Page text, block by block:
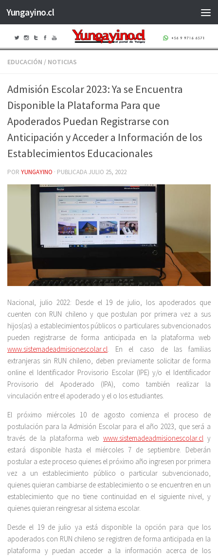
Saltar al contenido
Yungayino.cl
EDUCACIÓN / NOTICIAS
Admisión Escolar 2023: Ya se Encuentra
Disponible la Plataforma Para que
Apoderados Puedan Registrarse con
Anticipación y Acceder a Información de los
Establecimientos Educacionales
POR YUNGAYINO · PUBLICADAJULIO 25, 2022
Nacional, julio 2022: Desde el 19 de julio, los apoderados que
cuenten con RUN chileno y que postulan por primera vez a sus
hijos(as) a establecimientos públicos o particulares subvencionados
pueden registrarse de forma anticipada en la plataforma web
www.sistemadeadmisionescolar.cl. En el caso de las familias
extranjeras sin RUN chileno, deben previamente solicitar de forma
online el Identificador Provisorio Escolar (IPE) y/o el Identificador
Provisorio del Apoderado (IPA), como también realizar la
vinculación entre el apoderado y el o los estudiantes.
El próximo miércoles 10 de agosto comienza el proceso de
postulación para la Admisión Escolar para el año 2023, que será a
través de la plataforma web www.sistemadeadmisionescolar.cly
estará disponible hasta el miércoles 7 de septiembre. Deberán
postular a este proceso quienes el próximo año ingresen por primera
vez a un establecimiento público o particular subvencionado,
quienes quieran cambiarse de establecimiento o se encuentren en un
establecimiento que no tiene continuidad en el siguiente nivel, y
quienes quieran reingresar al sistema escolar.
Desde el 19 de julio ya está disponible la opción para que los
apoderados con RUN chileno se registren de forma anticipada en la
plataforma y puedan acceder a la información acerca de los